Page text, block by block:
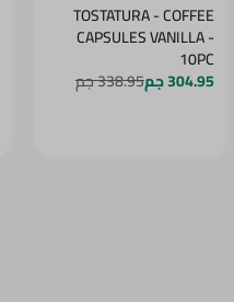
TOSTATURA - COFFEE
CAPSULES VANILLA -
10PC
304.95 جم 338.95 جم